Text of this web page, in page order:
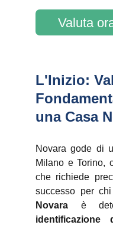
Valuta
L'Inizio:
una Casa
Novara gode di
Milano e Torino,
che richiede
successo per
Novara è